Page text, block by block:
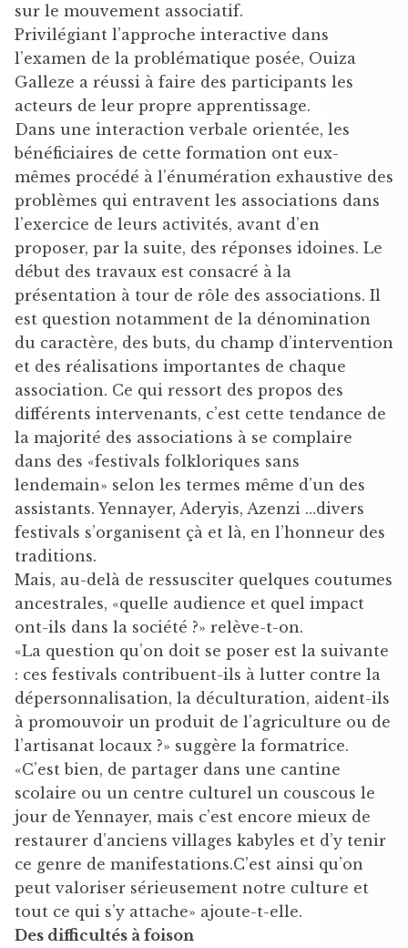
sur le mouvement associatif.
Privilégiant l’approche interactive dans
l’examen de la problématique posée, Ouiza
Galleze a réussi à faire des participants les
acteurs de leur propre apprentissage.
Dans une interaction verbale orientée, les
bénéficiaires de cette formation ont eux-
mêmes procédé à l’énumération exhaustive des
problèmes qui entravent les associations dans
l’exercice de leurs activités, avant d’en
proposer, par la suite, des réponses idoines. Le
début des travaux est consacré à la
présentation à tour de rôle des associations. Il
est question notamment de la dénomination
du caractère, des buts, du champ d’intervention
et des réalisations importantes de chaque
association. Ce qui ressort des propos des
différents intervenants, c’est cette tendance de
la majorité des associations à se complaire
dans des «festivals folkloriques sans
lendemain» selon les termes même d’un des
assistants. Yennayer, Aderyis, Azenzi …divers
festivals s’organisent çà et là, en l’honneur des
traditions.
Mais, au-delà de ressusciter quelques coutumes
ancestrales, «quelle audience et quel impact
ont-ils dans la société ?» relève-t-on.
«La question qu’on doit se poser est la suivante
: ces festivals contribuent-ils à lutter contre la
dépersonnalisation, la déculturation, aident-ils
à promouvoir un produit de l’agriculture ou de
l’artisanat locaux ?» suggère la formatrice.
«C’est bien, de partager dans une cantine
scolaire ou un centre culturel un couscous le
jour de Yennayer, mais c’est encore mieux de
restaurer d’anciens villages kabyles et d’y tenir
ce genre de manifestations.C’est ainsi qu’on
peut valoriser sérieusement notre culture et
tout ce qui s’y attache» ajoute-t-elle.
Des difficultés à foison